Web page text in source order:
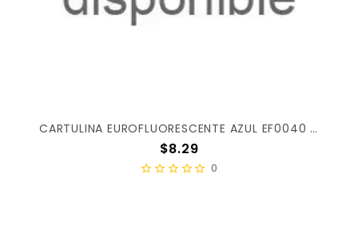
CARTULINA EUROFLUORESCENTE AZUL EF0040 X/100
Precio
$8.29
0